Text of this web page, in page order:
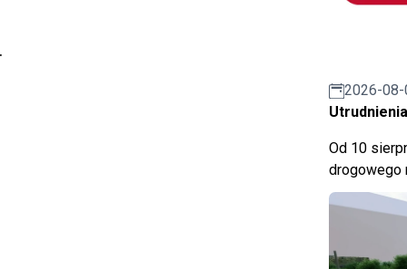
.
2026-08-
Od 10
drogowego